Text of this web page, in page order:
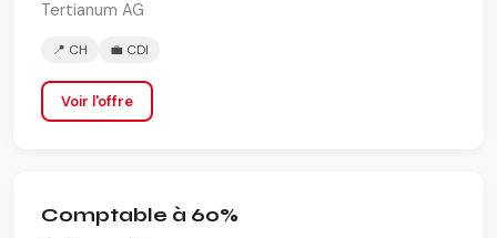
Tertianum AG
📍 CH 💼 CDI
Voir l'offre
Comptable à 60%